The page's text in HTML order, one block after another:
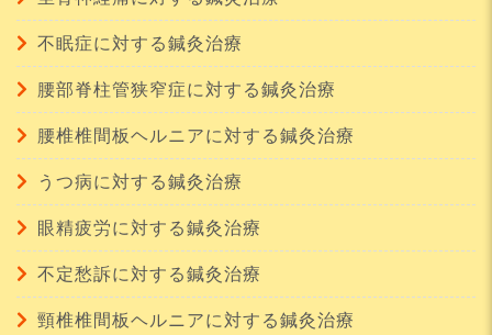
不眠症に対する鍼灸治療
腰部脊柱管狭窄症に対する鍼灸治療
腰椎椎間板ヘルニアに対する鍼灸治療
うつ病に対する鍼灸治療
眼精疲労に対する鍼灸治療
不定愁訴に対する鍼灸治療
頸椎椎間板ヘルニアに対する鍼灸治療